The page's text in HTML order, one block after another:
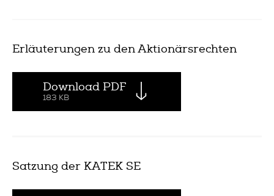
Erläuterungen zu den Aktionärsrechten
Download PDF
183 KB
Satzung der KATEK SE